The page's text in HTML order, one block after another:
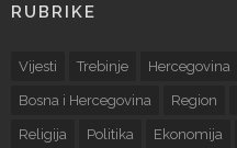
RUBRIKE
Vijesti Trebinje Hercegovina
Bosna i Hercegovina Region
Religija Politika Ekonomija